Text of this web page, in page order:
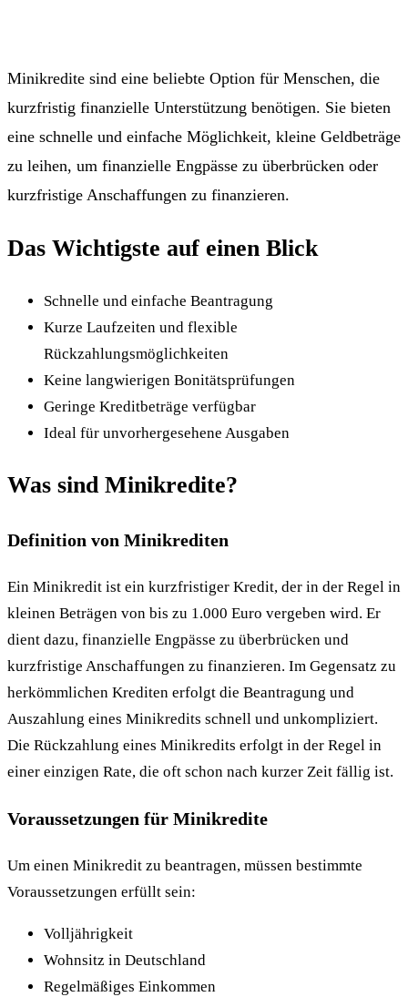
Minikredite sind eine beliebte Option für Menschen, die
kurzfristig finanzielle Unterstützung benötigen. Sie bieten
eine schnelle und einfache Möglichkeit, kleine Geldbeträge
zu leihen, um finanzielle Engpässe zu überbrücken oder
kurzfristige Anschaffungen zu finanzieren.
Das Wichtigste auf einen Blick
Schnelle und einfache Beantragung
Kurze Laufzeiten und flexible
Rückzahlungsmöglichkeiten
Keine langwierigen Bonitätsprüfungen
Geringe Kreditbeträge verfügbar
Ideal für unvorhergesehene Ausgaben
Was sind Minikredite?
Definition von Minikrediten
Ein Minikredit ist ein kurzfristiger Kredit, der in der Regel in
kleinen Beträgen von bis zu 1.000 Euro vergeben wird. Er
dient dazu, finanzielle Engpässe zu überbrücken und
kurzfristige Anschaffungen zu finanzieren. Im Gegensatz zu
herkömmlichen Krediten erfolgt die Beantragung und
Auszahlung eines Minikredits schnell und unkompliziert.
Die Rückzahlung eines Minikredits erfolgt in der Regel in
einer einzigen Rate, die oft schon nach kurzer Zeit fällig ist.
Voraussetzungen für Minikredite
Um einen Minikredit zu beantragen, müssen bestimmte
Voraussetzungen erfüllt sein:
Volljährigkeit
Wohnsitz in Deutschland
Regelmäßiges Einkommen